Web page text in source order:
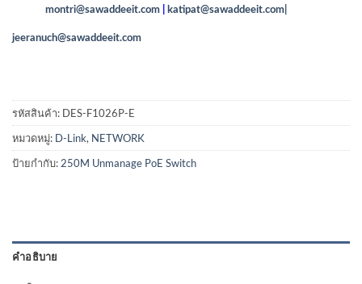
montri@sawaddeeit.com katipat@sawaddeeit.com|
jeeranuch@sawaddeeit.com
รหัสสินค้า: DES-F1026P-E
หมวดหมู่: D-Link, NETWORK
ป้ายกำกับ: 250M Unmanage PoE Switch
คำอธิบาย